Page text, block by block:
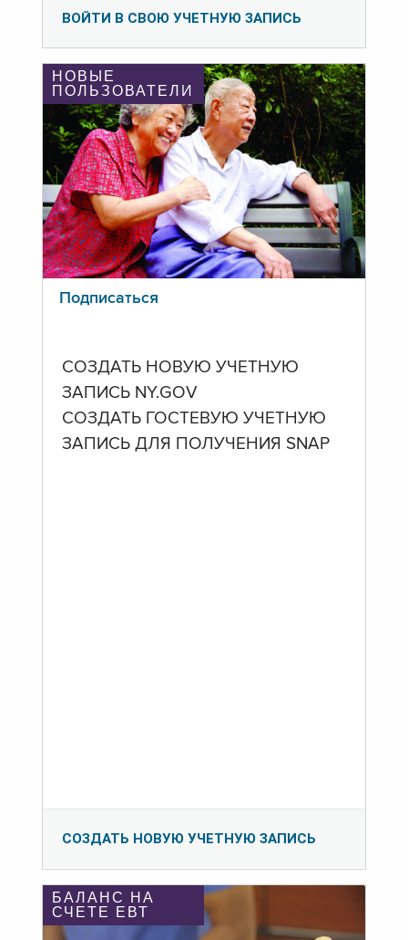
ВОЙТИ В СВОЮ УЧЕТНУЮ ЗАПИСЬ
НОВЫЕ
ПОЛЬЗОВАТЕЛИ
Подписаться
СОЗДАТЬ НОВУЮ УЧЕТНУЮ
ЗАПИСЬ NY.GOV
СОЗДАТЬ ГОСТЕВУЮ УЧЕТНУЮ
ЗАПИСЬ ДЛЯ ПОЛУЧЕНИЯ SNAP
СОЗДАТЬ НОВУЮ УЧЕТНУЮ ЗАПИСЬ
БАЛАНС НА
СЧЕТЕ ЕВТ